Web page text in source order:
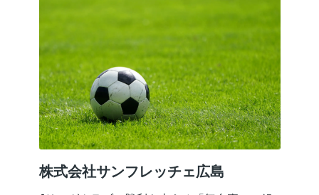
株式会社サンフレッチェ広島